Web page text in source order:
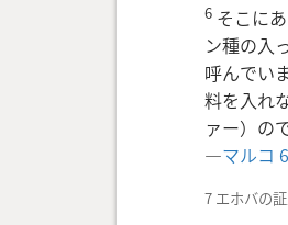
6 そこに
ン種の入
呼んでい
料を入れ
ァー）の
―マルコ
7 エホバの